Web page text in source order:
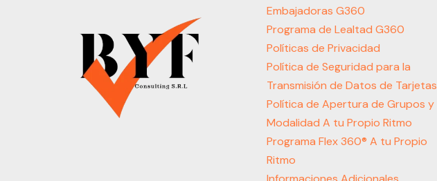
Embajadoras G360
Programa de Lealtad G360
Políticas de Privacidad
Política de Seguridad para la
Transmisión de Datos de Tarjetas
Política de Apertura de Grupos y
Modalidad A tu Propio Ritmo
Programa Flex 360® A tu Propio
Ritmo